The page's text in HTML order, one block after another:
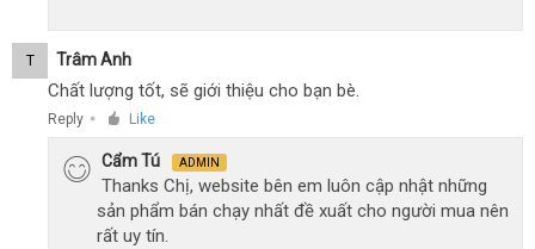
T Trâm Anh
Chất lượng tốt, sẽ giới thiệu cho bạn bè.
Reply ● Like
Cẩm Tú ADMIN
Thanks Chị, website bên em luôn cập nhật những
sản phẩm bán chạy nhất đề xuất cho người mua nên
rất uy tín.